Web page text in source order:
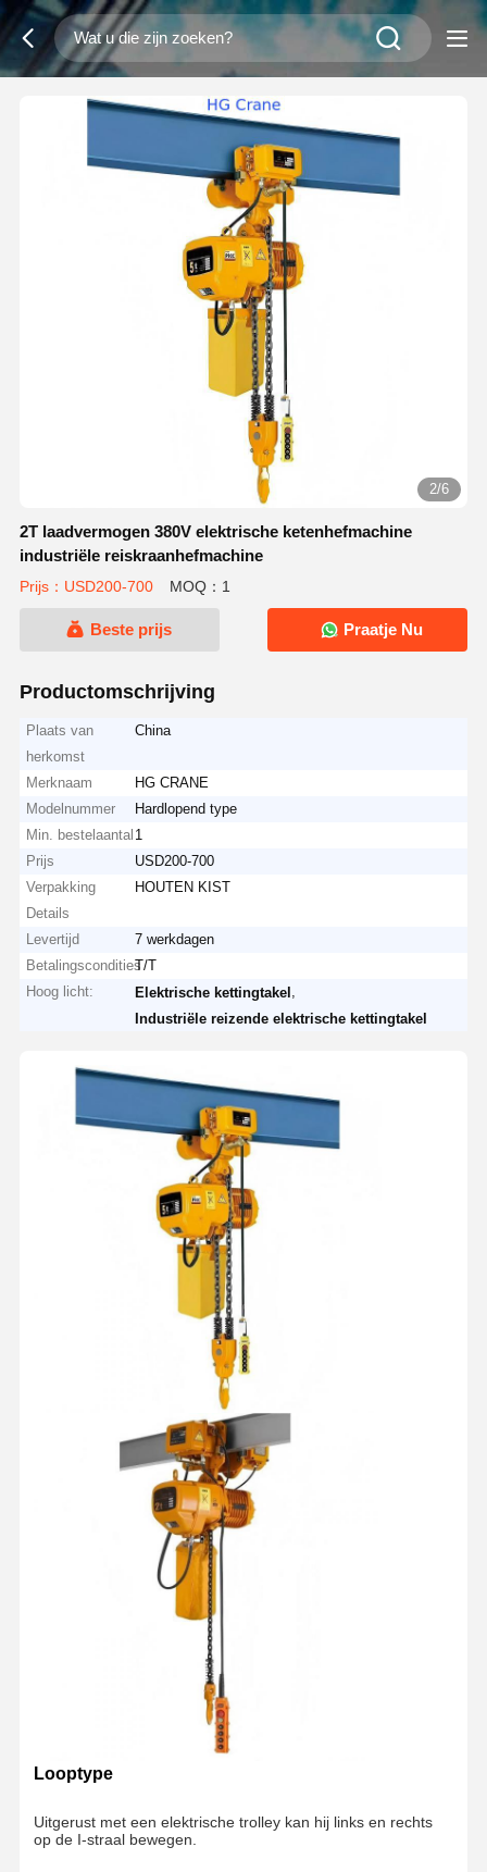
2/6
2T laadvermogen 380V elektrische ketenhefmachine
industriële reiskraanhefmachine
Prijs：USD200-700 MOQ：1
Beste prijs Praatje Nu
Productomschrijving
Plaats van
herkomst
China
Merknaam
HG CRANE
Modelnummer
Hardlopend type
Min. bestelaantal 1
Prijs
USD200-700
Verpakking
Details
HOUTEN KIST
Levertijd
7 werkdagen
BetalingsconditiesT/T
Hoog licht:
Elektrische kettingtakel
Industriële reizende elektrische kettingtakel
Looptype
Uitgerust met een elektrische trolley kan hij links en rechts
op de I-straal bewegen.